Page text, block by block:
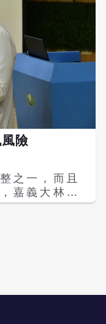
險
之一，而且
嘉義大林慈
心房顫動患
悶、呼吸急
完全沒有症
比一般人高